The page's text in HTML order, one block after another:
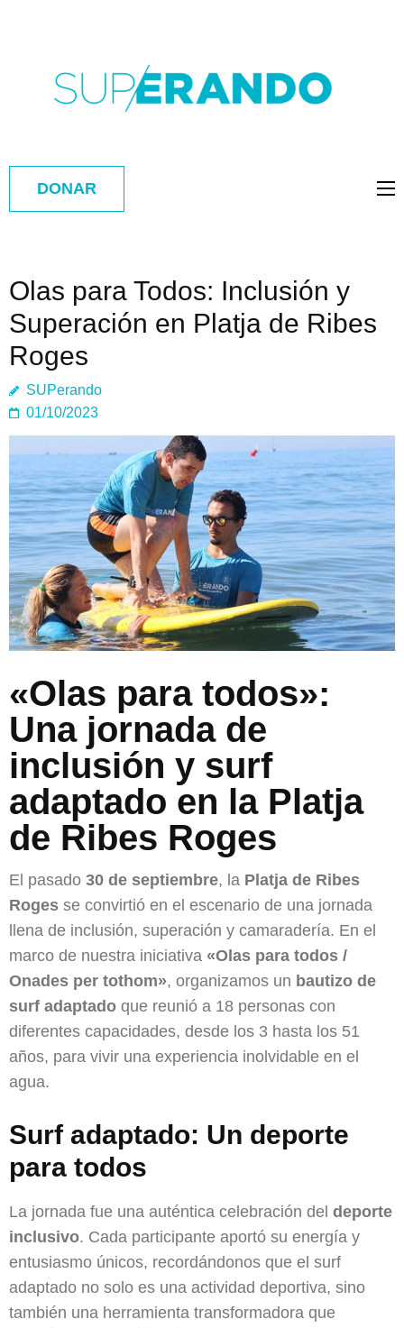
DONAR
Olas para Todos: Inclusión y
Superación en Platja de Ribes
Roges
SUPerando
01/10/2023
«Olas para todos»:
Una jornada de
inclusión y surf
adaptado en la Platja
de Ribes Roges
El pasado 30 de septiembre, la Platja de Ribes
Roges se convirtió en el escenario de una jornada
llena de inclusión, superación y camaradería. En el
marco de nuestra iniciativa «Olas para todos /
Onades per tothom», organizamos un bautizo de
surf adaptado que reunió a 18 personas con
diferentes capacidades, desde los 3 hasta los 51
años, para vivir una experiencia inolvidable en el
agua.
Surf adaptado: Un deporte
para todos
La jornada fue una auténtica celebración del deporte
inclusivo. Cada participante aportó su energía y
entusiasmo únicos, recordándonos que el surf
adaptado no solo es una actividad deportiva, sino
también una herramienta transformadora que